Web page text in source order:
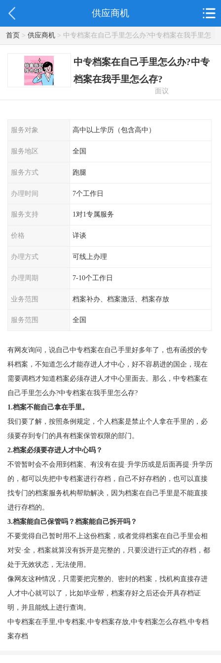
供应商机
首页> 供应商机> 中专档案在自己手里怎么办?中专档案在我手里怎
么存?
中专档案在自己手里怎么办?中专
档案在我手里怎么存?
面议
服务对象 高中以上学历（包含高中）
服务地区 全国
服务方式 跑腿
办理时间 7个工作日
服务支持 1对1专属服务
价格 详谈
办理方式 可线上办理
办理周期 7-10个工作日
业务范围 档案补办、档案激活、档案存放
服务范围 全国
有网友询问，说自己中专档案在自己手里好多年了，也有函授的专
科档案，不知道怎么才能存进人才中心，好不容易进的国企，现在
需要调档才知道档案必须存进人才中心里面去。那么，中专档案在
自己手里怎么办?中专档案在我手里怎么存?
1.档案不能自己拿在手里。
我们要了解，按照条例规定，个人档案是禁止个人拿在手里的，必
须要存到专门的具有档案保管权限的部门。
2.档案必须要存进人才中心吗？
不管暂时会不会用到档案、有没有在提·升学历或是后面再提·升学历
的，都可以先把中专档案进行存档，自己不好存档的，也可以直接
找专门的档案服务机构帮助解决，因为档案在自己手里是不能直接
进行存档的。
3.档案能自己保管吗？档案能自己拆开吗？
不要觉得自己暂时用不上这份档案，或者觉得档案在自己手里会相
对安·全，档案就算没有拆开是完整的，只要没进行正式的存档，都
处于无效状态，无法使用。
像网友这种情况，只需要把完整的、密封的档案，找机构直接存进
人才中心就可以了，比如毕业帮，档案存好之后还会开具存档证
明，并且能线上进行查询。
中专档案在手里,中专档案,中专档案存放,中专档案怎么存档,中专档
案存档